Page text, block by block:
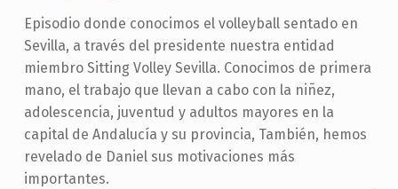
Episodio donde conocimos el volleyball sentado en
Sevilla, a través del presidente nuestra entidad
miembro Sitting Volley Sevilla. Conocimos de primera
mano, el trabajo que llevan a cabo con la niñez,
adolescencia, juventud y adultos mayores en la
capital de Andalucía y su provincia, También, hemos
revelado de Daniel sus motivaciones más
importantes.